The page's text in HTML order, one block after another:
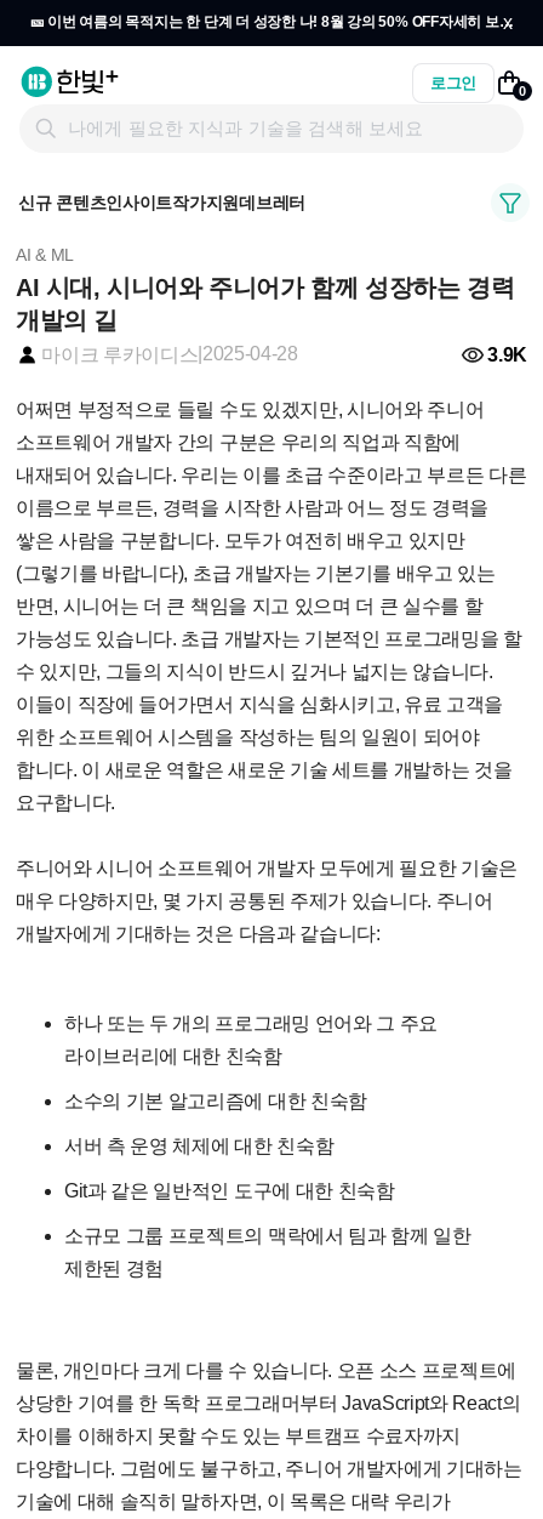
🎫 이번 여름의 목적지는 한 단계 더 성장한 나! 8월 강의 50% OFF자세히 보기
x
로그인 0
신규 콘텐츠인사이트작가지원데브레터
AI & ML
AI 시대, 시니어와 주니어가 함께 성장하는 경력
개발의 길
마이크 루카이디스 2025-04-28 3.9K
어쩌면 부정적으로 들릴 수도 있겠지만, 시니어와 주니어
소프트웨어 개발자 간의 구분은 우리의 직업과 직함에
내재되어 있습니다. 우리는 이를 초급 수준이라고 부르든 다른
이름으로 부르든, 경력을 시작한 사람과 어느 정도 경력을
쌓은 사람을 구분합니다. 모두가 여전히 배우고 있지만
(그렇기를 바랍니다), 초급 개발자는 기본기를 배우고 있는
반면, 시니어는 더 큰 책임을 지고 있으며 더 큰 실수를 할
가능성도 있습니다. 초급 개발자는 기본적인 프로그래밍을 할
수 있지만, 그들의 지식이 반드시 깊거나 넓지는 않습니다.
이들이 직장에 들어가면서 지식을 심화시키고, 유료 고객을
위한 소프트웨어 시스템을 작성하는 팀의 일원이 되어야
합니다. 이 새로운 역할은 새로운 기술 세트를 개발하는 것을
요구합니다.
주니어와 시니어 소프트웨어 개발자 모두에게 필요한 기술은
매우 다양하지만, 몇 가지 공통된 주제가 있습니다. 주니어
개발자에게 기대하는 것은 다음과 같습니다:
하나 또는 두 개의 프로그래밍 언어와 그 주요
라이브러리에 대한 친숙함
소수의 기본 알고리즘에 대한 친숙함
서버 측 운영 체제에 대한 친숙함
Git과 같은 일반적인 도구에 대한 친숙함
소규모 그룹 프로젝트의 맥락에서 팀과 함께 일한
제한된 경험
물론, 개인마다 크게 다를 수 있습니다. 오픈 소스 프로젝트에
상당한 기여를 한 독학 프로그래머부터 JavaScript와 React의
차이를 이해하지 못할 수도 있는 부트캠프 수료자까지
다양합니다. 그럼에도 불구하고, 주니어 개발자에게 기대하는
기술에 대해 솔직히 말하자면, 이 목록은 대략 우리가